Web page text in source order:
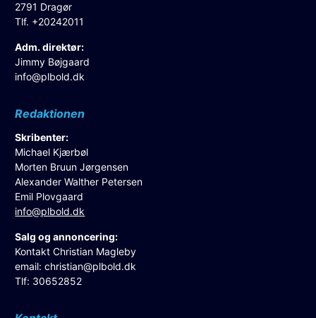
2791 Dragør
Tlf. +20242011
Adm. direktør:
Jimmy Bøjgaard
info@plbold.dk
Redaktionen
Skribenter:
Michael Kjærbøl
Morten Bruun Jørgensen
Alexander Walther Petersen
Emil Plovgaard
info@plbold.dk
Salg og annoncering:
Kontakt Christian Magleby
email:christian@plbold.dk
Tlf: 30652852